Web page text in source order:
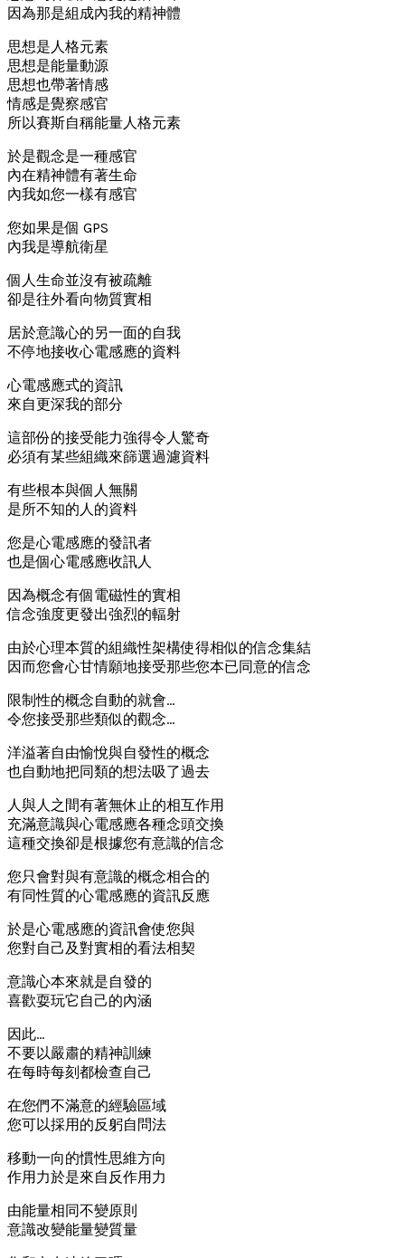
因為那是組成內我的精神體
思想是人格元素
思想是能量動源
思想也帶著情感
情感是覺察感官
所以賽斯自稱能量人格元素
於是觀念是一種感官
內在精神體有著生命
內我如您一樣有感官
您如果是個 GPS
內我是導航衛星
個人生命並沒有被疏離
卻是往外看向物質實相
居於意識心的另一面的自我
不停地接收心電感應的資料
心電感應式的資訊
來自更深我的部分
這部份的接受能力強得令人驚奇
必須有某些組織來篩選過濾資料
有些根本與個人無關
是所不知的人的資料
您是心電感應的發訊者
也是個心電感應收訊人
因為概念有個電磁性的實相
信念強度更發出強烈的輻射
由於心理本質的組織性架構使得相似的信念集結
因而您會心甘情願地接受那些您本已同意的信念
限制性的概念自動的就會…
令您接受那些類似的觀念…
洋溢著自由愉悅與自發性的概念
也自動地把同類的想法吸了過去
人與人之間有著無休止的相互作用
充滿意識與心電感應各種念頭交換
這種交換卻是根據您有意識的信念
您只會對與有意識的概念相合的
有同性質的心電感應的資訊反應
於是心電感應的資訊會使您與
您對自己及對實相的看法相契
意識心本來就是自發的
喜歡耍玩它自己的內涵
因此…
不要以嚴肅的精神訓練
在每時每刻都檢查自己
在您們不滿意的經驗區域
您可以採用的反躬自問法
移動一向的慣性思維方向
作用力於是來自反作用力
由能量相同不變原則
意識改變能量變質量